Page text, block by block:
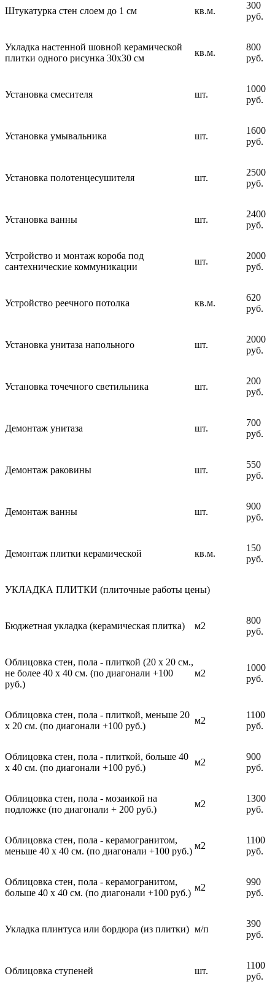
Штукатурка стен слоем до 1 см кв.м.
300
руб.
Укладка настенной шовной керамической
плитки одного рисунка 30х30 см
кв.м.
800
руб.
Установка смесителя шт.
1000
руб.
Установка умывальника шт.
1600
руб.
Установка полотенцесушителя шт.
2500
руб.
Установка ванны шт.
2400
руб.
Устройство и монтаж короба под
сантехнические коммуникации
шт.
2000
руб.
Устройство реечного потолка кв.м.
620
руб.
Установка унитаза напольного шт.
2000
руб.
Установка точечного светильника шт.
200
руб.
Демонтаж унитаза шт.
700
руб.
Демонтаж раковины шт.
550
руб.
Демонтаж ванны шт.
900
руб.
Демонтаж плитки керамической кв.м.
150
руб.
УКЛАДКА ПЛИТКИ (плиточные работы цены)
Бюджетная укладка (керамическая плитка) м2
800
руб.
Облицовка стен, пола - плиткой (20 х 20 см.,
не более 40 х 40 см. (по диагонали +100
руб.)
м2
1000
руб.
Облицовка стен, пола - плиткой, меньше 20
х 20 см. (по диагонали +100 руб.)
м2
1100
руб.
Облицовка стен, пола - плиткой, больше 40
х 40 см. (по диагонали +100 руб.)
м2
900
руб.
Облицовка стен, пола - мозаикой на
подложке (по диагонали + 200 руб.)
м2
1300
руб.
Облицовка стен, пола - керамогранитом,
меньше 40 х 40 см. (по диагонали +100 руб.)
м2
1100
руб.
Облицовка стен, пола - керамогранитом,
больше 40 х 40 см. (по диагонали +100 руб.)
м2
990
руб.
Укладка плинтуса или бордюра (из плитки) м/п
390
руб.
Облицовка ступеней шт.
1100
руб.